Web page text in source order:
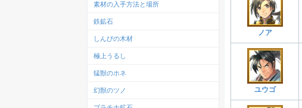
ノア
ユウゴ
素材の入手方法と場所
鉄鉱石
しんぴの木材
極上うるし
猛獣のホネ
幻獣のツノ